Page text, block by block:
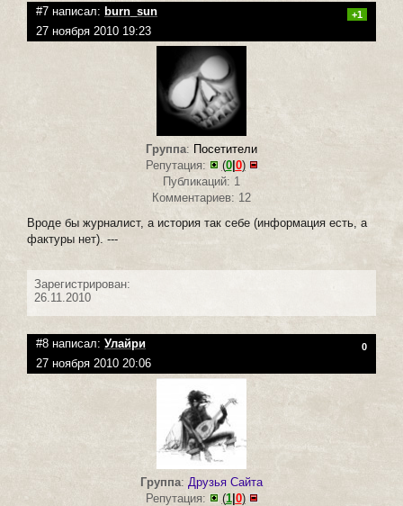
#7 написал: burn_sun +1
27 ноября 2010 19:23
Группа: Посетители
Репутация:
(0|0)
Публикаций: 1
Комментариев: 12
Вроде бы журналист, а история так себе (информация есть, а
фактуры нет). ---
Зарегистрирован:
26.11.2010
#8 написал: Улайри 0
27 ноября 2010 20:06
Группа: Друзья Сайта
Репутация:
(1|0)